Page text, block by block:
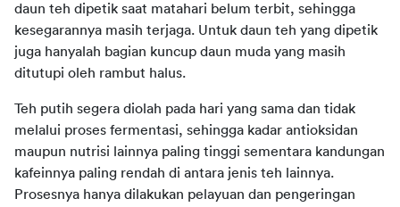
daun teh dipetik saat matahari belum terbit, sehingga
kesegarannya masih terjaga. Untuk daun teh yang dipetik
juga hanyalah bagian kuncup daun muda yang masih
ditutupi oleh rambut halus.
Teh putih segera diolah pada hari yang sama dan tidak
melalui proses fermentasi, sehingga kadar antioksidan
maupun nutrisi lainnya paling tinggi sementara kandungan
kafeinnya paling rendah di antara jenis teh lainnya.
Prosesnya hanya dilakukan pelayuan dan pengeringan